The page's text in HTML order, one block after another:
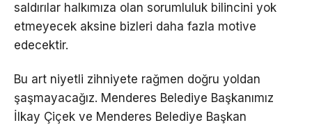
saldırılar halkımıza olan sorumluluk bilincini yok
etmeyecek aksine bizleri daha fazla motive
edecektir.
Bu art niyetli zihniyete rağmen doğru yoldan
şaşmayacağız. Menderes Belediye Başkanımız
İlkay Çiçek ve Menderes Belediye Başkan